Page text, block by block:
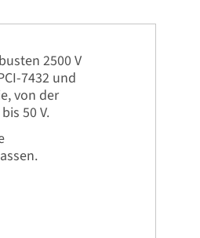
2500 V
7432 und
von der
50 V.